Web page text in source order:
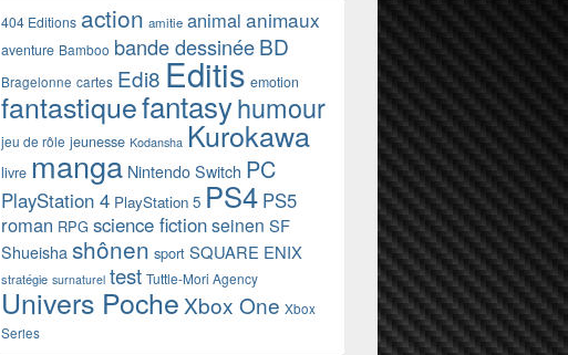
404 Editions action amitie animal animaux
aventure Bamboo bande dessinéeBD
Bragelonne cartes Edi8 Editis emotion
fantastiquefantasyhumour
jeu de rôle jeunesse Kodansha Kurokawa
livre manga Nintendo Switch PC
PlayStation 4 PlayStation 5 PS4 PS5
roman RPG science fictionseinen SF
Shueisha shônen sport SQUARE ENIX
stratégie surnaturel test Tuttle-Mori Agency
Univers Poche Xbox One Xbox
Series